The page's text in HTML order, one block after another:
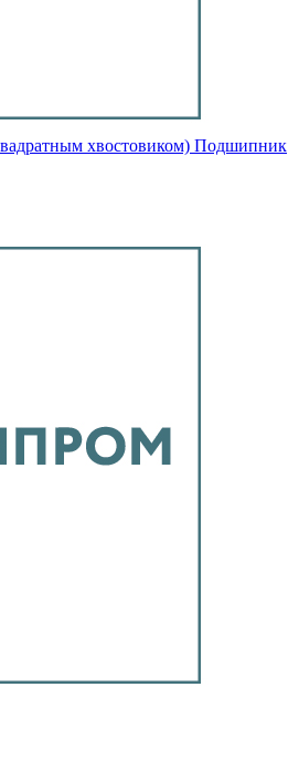
хвостовиком) Подшипник